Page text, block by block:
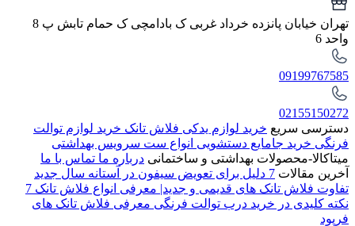
تهران خیابان پانزده خرداد غربی ک بادامچی ک حمام تابش پ 8
واحد 6
09199767585
02155150272
دسترسی سریع خرید لوازم یدکی فلاش تانک خرید لوازم توالت
فرنگی خرید جامایع دستشویی انواع ست سرویس بهداشتی
میتاکالا-محصولات بهداشتی و ساختمانی درباره ما تماس با ما
آخرین مقالات 7 دلیل برای تعویض سیفون در آستانه سال جدید
تفاوت فلاش تانک های قدیمی و جدید| معرفی انواع فلاش تانک 7
نکته کلیدی در خرید درب توالت فرنگی معرفی فلاش تانک های
فرپود